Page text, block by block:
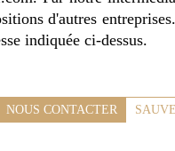
d'autres
indiquée ci-dessus.
NOUS CONTACTER